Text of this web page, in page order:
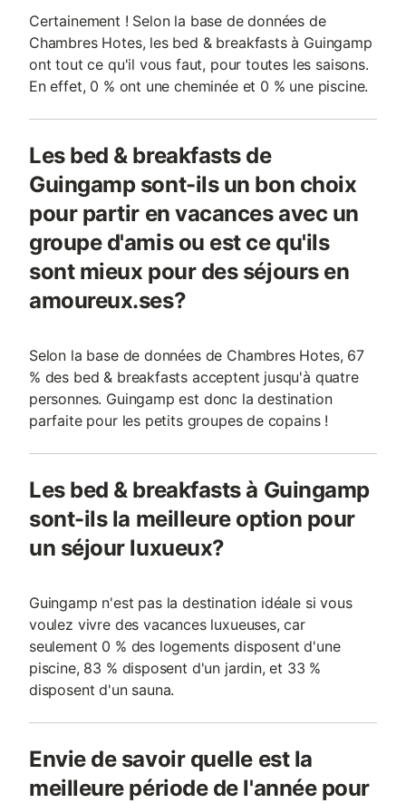
Certainement ! Selon la base de données de
Chambres Hotes, les bed & breakfasts à Guingamp
ont tout ce qu'il vous faut, pour toutes les saisons.
En effet, 0 % ont une cheminée et 0 % une piscine.
Les bed & breakfasts de
Guingamp sont-ils un bon choix
pour partir en vacances avec un
groupe d'amis ou est ce qu'ils
sont mieux pour des séjours en
amoureux.ses?
Selon la base de données de Chambres Hotes, 67
% des bed & breakfasts acceptent jusqu'à quatre
personnes. Guingamp est donc la destination
parfaite pour les petits groupes de copains !
Les bed & breakfasts à Guingamp
sont-ils la meilleure option pour
un séjour luxueux?
Guingamp n'est pas la destination idéale si vous
voulez vivre des vacances luxueuses, car
seulement 0 % des logements disposent d'une
piscine, 83 % disposent d'un jardin, et 33 %
disposent d'un sauna.
Envie de savoir quelle est la
meilleure période de l'année pour